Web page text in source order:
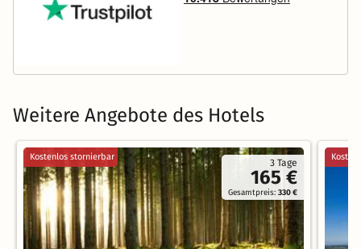
Weitere Angebote des Hotels
3 Tage
165 €
Gesamtpreis:330 €
Kostenlos stornierbar